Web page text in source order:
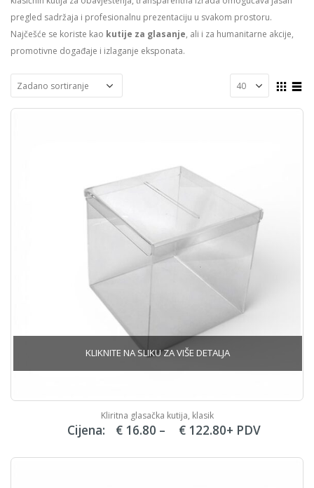
pregled sadržaja i profesionalnu prezentaciju u svakom prostoru.
Najčešće se koriste kao kutije za glasanje, ali i za humanitarne akcije,
promotivne događaje i izlaganje eksponata.
Kliritna glasačka kutija, klasik
Cijena: € 16.80 – € 122.80Price
€ 16.80
+ PDV